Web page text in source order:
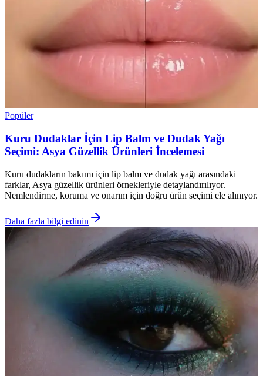
Popüler
Kuru Dudaklar İçin Lip Balm ve Dudak Yağı
Seçimi: Asya Güzellik Ürünleri İncelemesi
Kuru dudakların bakımı için lip balm ve dudak yağı arasındaki
farklar, Asya güzellik ürünleri örnekleriyle detaylandırılıyor.
Nemlendirme, koruma ve onarım için doğru ürün seçimi ele alınıyor.
Daha fazla bilgi edinin